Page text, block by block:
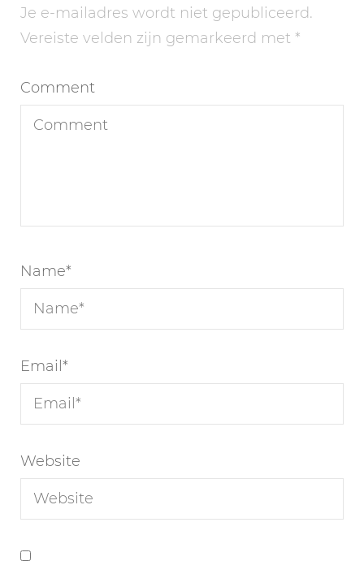
Je e-mailadres wordt niet gepubliceerd.
Vereiste velden zijn gemarkeerd met *
Comment
Name*
Email*
Website